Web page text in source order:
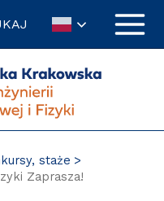
staże
Zaprasza!